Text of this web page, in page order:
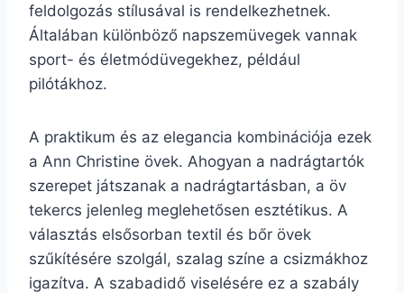
feldolgozás stílusával is rendelkezhetnek.
Általában különböző napszemüvegek vannak
sport- és életmódüvegekhez, például
pilótákhoz.
A praktikum és az elegancia kombinációja ezek
a Ann Christine övek. Ahogyan a nadrágtartók
szerepet játszanak a nadrágtartásban, a öv
tekercs jelenleg meglehetősen esztétikus. A
választás elsősorban textil és bőr övek
szűkítésére szolgál, szalag színe a csizmákhoz
igazítva. A szabadidő viselésére ez a szabály